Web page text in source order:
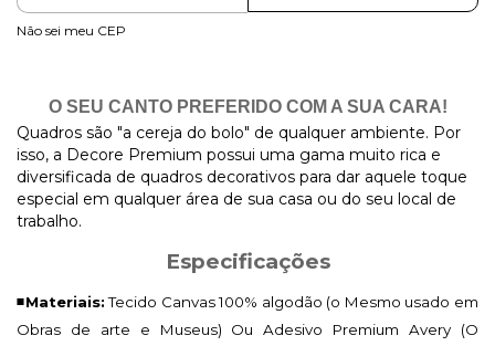
Não sei meu CEP
O SEU CANTO PREFERIDO COM A SUA CARA!
Quadros são "a cereja do bolo" de qualquer ambiente. Por
isso, a Decore Premium possui uma gama muito rica e
diversificada de quadros decorativos para dar aquele toque
especial em qualquer área de sua casa ou do seu local de
trabalho.
Especificações
◾Materiais:Tecido Canvas 100% algodão (o Mesmo usado em
Obras de arte e Museus) Ou Adesivo Premium Avery (O